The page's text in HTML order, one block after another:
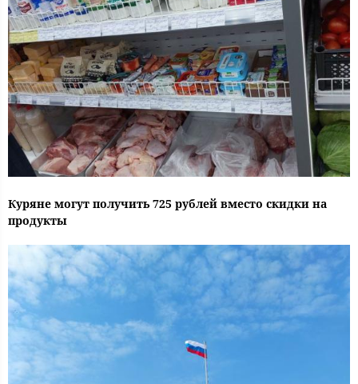
Куряне могут получить 725 рублей вместо скидки на
продукты